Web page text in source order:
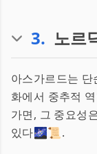
3. 노르
아스가르드는
화에서 중추적
가면, 그 중요성
있다🌌📜.